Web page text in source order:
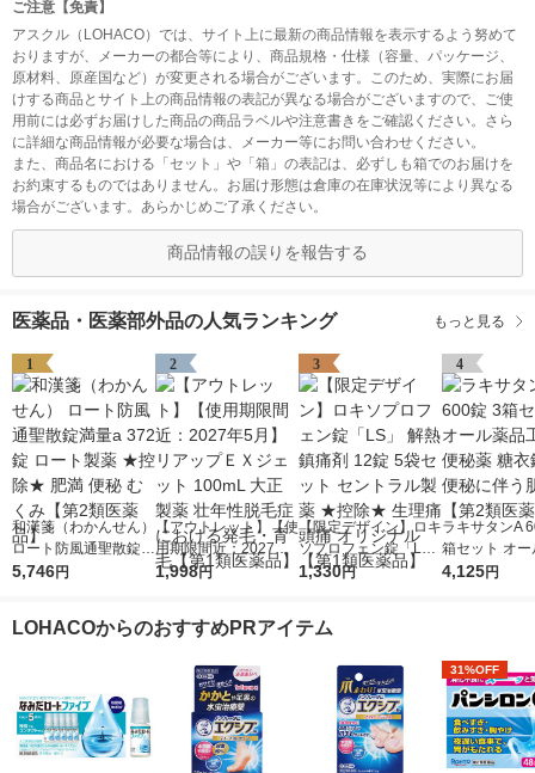
ご注意【免責】
アスクル（LOHACO）では、サイト上に最新の商品情報を表示するよう努めて
おりますが、メーカーの都合等により、商品規格・仕様（容量、パッケージ、
原材料、原産国など）が変更される場合がございます。このため、実際にお届
けする商品とサイト上の商品情報の表記が異なる場合がございますので、ご使
用前には必ずお届けした商品の商品ラベルや注意書きをご確認ください。さら
に詳細な商品情報が必要な場合は、メーカー等にお問い合わせください。
また、商品名における「セット」や「箱」の表記は、必ずしも箱でのお届けを
お約束するものではありません。お届け形態は倉庫の在庫状況等により異なる
場合がございます。あらかじめご了承ください。
商品情報の誤りを報告する
医薬品・医薬部外品の人気ランキング もっと見る
1
和漢箋（わかんせん）
ロート防風通聖散錠満
量a 372錠 ロート製薬
5,746円
2
【アウトレット】【使
用期限間近：2027年5
月】リアップＥＸジェ
発毛・育毛【第1類医
1,998円
3
【限定デザイン】ロキ
ソプロフェン錠「L
S」 解熱鎮痛剤 12錠
頭痛 オリジナル【第1
1,330円
4
ラキサタンA
箱セット オー
工業 便秘薬
4,125円
LOHACOからのおすすめPRアイテム
31%OFF